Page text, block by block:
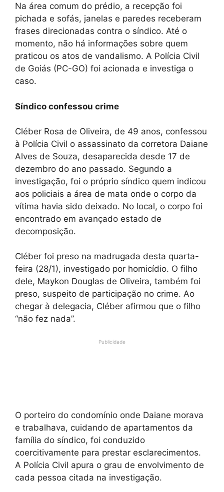
Na área comum do prédio, a recepção foi
pichada e sofás, janelas e paredes receberam
frases direcionadas contra o síndico. Até o
momento, não há informações sobre quem
praticou os atos de vandalismo. A Polícia Civil
de Goiás (PC-GO) foi acionada e investiga o
caso.
Síndico confessou crime
Cléber Rosa de Oliveira, de 49 anos, confessou
à Polícia Civil o assassinato da corretora Daiane
Alves de Souza, desaparecida desde 17 de
dezembro do ano passado. Segundo a
investigação, foi o próprio síndico quem indicou
aos policiais a área de mata onde o corpo da
vítima havia sido deixado. No local, o corpo foi
encontrado em avançado estado de
decomposição.
Cléber foi preso na madrugada desta quarta-
feira (28/1), investigado por homicídio. O filho
dele, Maykon Douglas de Oliveira, também foi
preso, suspeito de participação no crime. Ao
chegar à delegacia, Cléber afirmou que o filho
“não fez nada”.
Publicidade
O porteiro do condomínio onde Daiane morava
e trabalhava, cuidando de apartamentos da
família do síndico, foi conduzido
coercitivamente para prestar esclarecimentos.
A Polícia Civil apura o grau de envolvimento de
cada pessoa citada na investigação.